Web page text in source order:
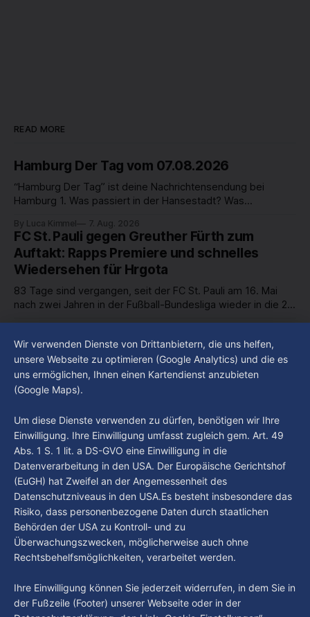
READ MORE
Hamburg Der Tag vom 07.08.2026
“Hamburg Der Tag” ist deine Nachrichtensendung bei
Hamburg 1. Was passiert in der Hansestadt? Was
in unserer Stadt an? Fragen, die von Montag bis Freitag LIVE
um 18 Uhr beantwortet werden - auf YouTube und im TV.
By Luca Kimmel 7. Aug. 2026
FC St. Pauli gegen Greuther Fürth zum
Auftakt: Rapps Premiere und schnelles
Wiedersehen für Hrgota
83 Tage sind vergangen, seit der FC St. Pauli am 16. Mai
nach zwei Jahren in der Fußball-Bundesliga wieder in die 2.
haben den Kiezclub verlassen. Dafür kamen in den letzten
Wochen einige
Im Gespräch mit Christian Pothe - Heute zu
Gast: Götz Tintelnot
By Luca Kimmel 6. Aug. 2026
Nissi's Kunstwelt - Folge 18
By Luca Kimmel 6. Aug. 2026
Wir verwenden Dienste von Drittanbietern, die uns helfen,
unsere Webseite zu optimieren (Google Analytics) und die es
uns ermöglichen, Ihnen einen Kartendienst anzubieten
(Google Maps).
Um diese Dienste verwenden zu dürfen, benötigen wir Ihre
Einwilligung. Ihre Einwilligung umfasst zugleich gem. Art. 49
Abs. 1 S. 1 lit. a DS-GVO eine Einwilligung in die
Datenverarbeitung in den USA. Der Europäische Gerichtshof
(EuGH) hat Zweifel an der Angemessenheit des
Datenschutzniveaus in den USA.Es besteht insbesondere das
Risiko, dass personenbezogene Daten durch staatlichen
Behörden der USA zu Kontroll- und zu
Überwachungszwecken, möglicherweise auch ohne
Rechtsbehelfsmöglichkeiten, verarbeitet werden.
Ihre Einwilligung können Sie jederzeit widerrufen, in dem Sie in
der Fußzeile (Footer) unserer Webseite oder in der